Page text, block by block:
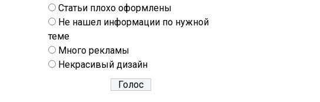
Статьи плохо оформлены
Не нашел информации по нужной
теме
Много рекламы
Некрасивый дизайн